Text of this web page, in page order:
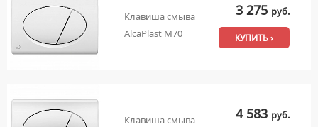
Клавиша смыва
AlcaPlast M70
3 275 руб.
КУПИТЬ ›
Клавиша смыва
4 583 руб.